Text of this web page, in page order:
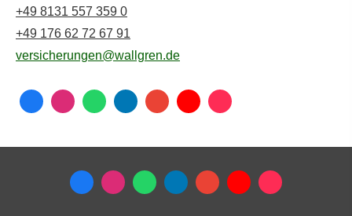
+49 8131 557 359 0
+49 176 62 72 67 91
versicherungen@wallgren.de